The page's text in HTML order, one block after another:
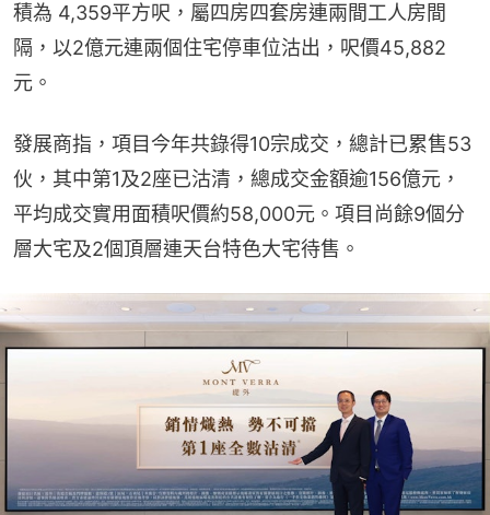
積為 4,359平方呎，屬四房四套房連兩間工人房間
隔，以2億元連兩個住宅停車位沽出，呎價45,882
元。
發展商指，項目今年共錄得10宗成交，總計已累售53
伙，其中第1及2座已沽清，總成交金額逾156億元，
平均成交實用面積呎價約58,000元。項目尚餘9個分
層大宅及2個頂層連天台特色大宅待售。